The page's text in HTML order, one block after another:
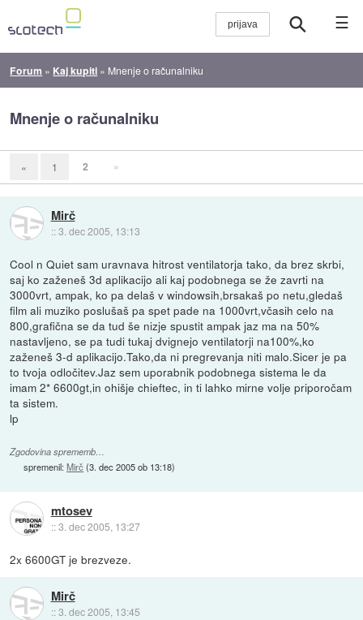
☰
Forum » Kaj kupiti » Mnenje o računalniku
Mnenje o računalniku
« 1 2 »
Mirč
::3. dec 2005, 13:13
Cool n Quiet sam uravnava hitrost ventilatorja tako, da brez skrbi,
saj ko zaženeš 3d aplikacijo ali kaj podobnega se že zavrti na
3000vrt, ampak, ko pa delaš v windowsih,brsakaš po netu,gledaš
film ali muziko poslušaš pa spet pade na 1000vrt,včasih celo na
800,grafična se da tud še nizje spustit ampak jaz ma na 50%
nastavljeno, se pa tudi tukaj dvignejo ventilatorji na100%,ko
zaženeš 3-d aplikacijo.Tako,da ni pregrevanja niti malo.Sicer je pa
to tvoja odločitev.Jaz sem uporabnik podobnega sistema le da
imam 2* 6600gt,in ohišje chieftec, in ti lahko mirne volje priporočam
ta sistem.
lp
Zgodovina sprememb…
spremenil:Mirč (3. dec 2005 ob 13:18)
mtosev
::3. dec 2005, 13:27
2x 6600GT je brezveze.
Mirč
::3. dec 2005, 13:45